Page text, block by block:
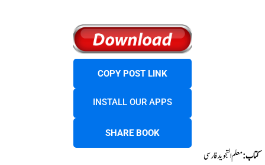
COPY POST LINK
INSTALL OUR APPS
SHARE BOOK
کتاب:معلم التجوید فارسی